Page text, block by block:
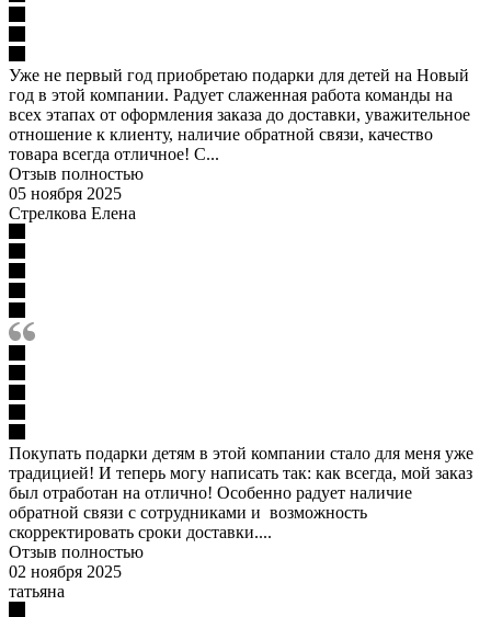
Уже не первый год приобретаю подарки для детей на Новый
год в этой компании. Радует слаженная работа команды на
всех этапах от оформления заказа до доставки, уважительное
отношение к клиенту, наличие обратной связи, качество
товара всегда отличное! С...
Отзыв полностью
05 ноября 2025
Стрелкова Елена
Покупать подарки детям в этой компании стало для меня уже
традицией! И теперь могу написать так: как всегда, мой заказ
был отработан на отлично! Особенно радует наличие
обратной связи с сотрудниками и возможность
скорректировать сроки доставки....
Отзыв полностью
02 ноября 2025
татьяна